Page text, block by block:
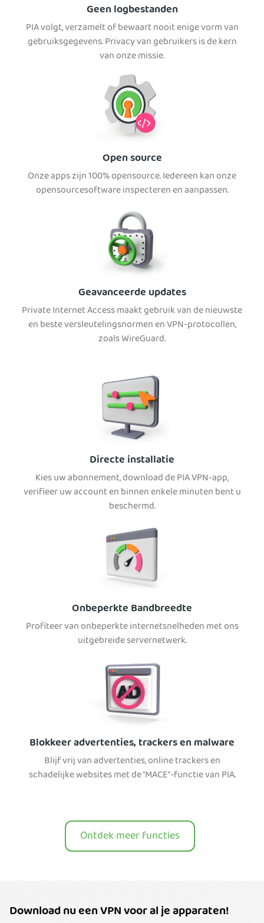
Geen logbestanden
PIA volgt, verzamelt of bewaart nooit enige vorm van
gebruiksgegevens. Privacy van gebruikers is de kern
van onze missie.
Open source
Onze apps zijn 100% opensource. Iedereen kan onze
opensourcesoftware inspecteren en aanpassen.
Geavanceerde updates
Private Internet Access maakt gebruik van de nieuwste
en beste versleutelingsnormen en VPN-protocollen,
zoals WireGuard.
Directe installatie
Kies uw abonnement, download de PIA VPN-app,
verifieer uw account en binnen enkele minuten bent u
beschermd.
Onbeperkte Bandbreedte
Profiteer van onbeperkte internetsnelheden met ons
uitgebreide servernetwerk.
Blokkeer advertenties, trackers en malware
Blijf vrij van advertenties, online trackers en
schadelijke websites met de “MACE”-functie van PIA.
Ontdek meer functies
Download nu een VPN voor al je apparaten!